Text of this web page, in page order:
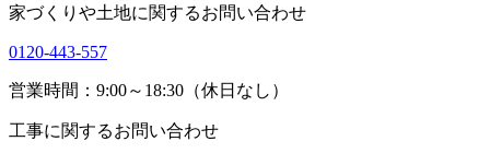
家づくりや土地に関するお問い合わせ
0120-443-557
営業時間：9:00～18:30（休日なし）
工事に関するお問い合わせ